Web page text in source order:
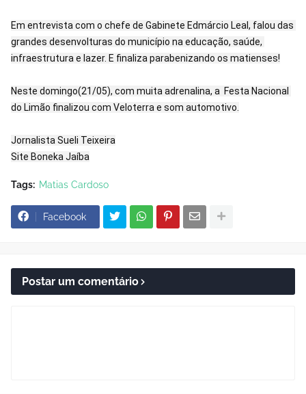
Em entrevista com o chefe de Gabinete Edmárcio Leal, falou das
grandes desenvolturas do município na educação, saúde,
infraestrutura e lazer. E finaliza parabenizando os matienses!
Neste domingo(21/05), com muita adrenalina, a  Festa Nacional
do Limão finalizou com Veloterra e som automotivo.
Jornalista Sueli Teixeira
Site Boneka Jaíba
Tags: Matias Cardoso
Facebook
Postar um comentário